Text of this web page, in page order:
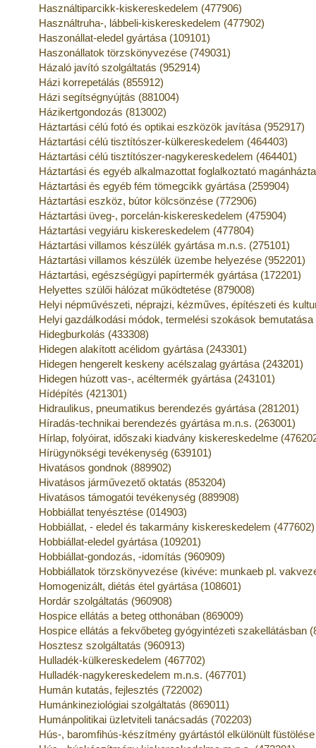
Használtiparcikk-kiskereskedelem (477906)
Használtruha-, lábbeli-kiskereskedelem (477902)
Haszonállat-eledel gyártása (109101)
Haszonállatok törzskönyvezése (749031)
Házaló javító szolgáltatás (952914)
Házi korrepetálás (855912)
Házi segítségnyújtás (881004)
Házikertgondozás (813002)
Háztartási célú fotó és optikai eszközök javítása (952917)
Háztartási célú tisztítószer-külkereskedelem (464403)
Háztartási célú tisztítószer-nagykereskedelem (464401)
Háztartási és egyéb alkalmazottat foglalkoztató
Háztartási és egyéb fém tömegcikk gyártása (259904)
Háztartási eszköz, bútor kölcsönzése (772906)
Háztartási üveg-, porcelán-kiskereskedelem (475904)
Háztartási vegyiáru kiskereskedelem (477804)
Háztartási villamos készülék gyártása m.n.s. (275101)
Háztartási villamos készülék üzembe helyezése (952201)
Háztartási, egészségügyi papírtermék gyártása (172201)
Helyettes szülői hálózat működtetése (879008)
Helyi népművészeti, néprajzi, kézműves, építészeti és
Helyi gazdálkodási módok, termelési szokások bemutatása
Hidegburkolás (433308)
Hidegen alakított acélidom gyártása (243301)
Hidegen hengerelt keskeny acélszalag gyártása (243201)
Hidegen húzott vas-, acéltermék gyártása (243101)
Hídépítés (421301)
Hidraulikus, pneumatikus berendezés gyártása (281201)
Híradás-technikai berendezés gyártása m.n.s. (263001)
Hírlap, folyóirat, időszaki kiadvány kiskereskedelme
Hírügynökségi tevékenység (639101)
Hivatásos gondnok (889902)
Hivatásos járművezető oktatás (853204)
Hivatásos támogatói tevékenység (889908)
Hobbiállat tenyésztése (014903)
Hobbiállat, - eledel és takarmány kiskereskedelem (477602)
Hobbiállat-eledel gyártása (109201)
Hobbiállat-gondozás, -idomítás (960909)
Hobbiállatok törzskönyvezése (kivéve: munkaeb pl.
Homogenizált, diétás étel gyártása (108601)
Hordár szolgáltatás (960908)
Hospice ellátás a beteg otthonában (869009)
Hospice ellátás a fekvőbeteg gyógyintézeti szakellátásban
Hosztesz szolgáltatás (960913)
Hulladék-külkereskedelem (467702)
Hulladék-nagykereskedelem m.n.s. (467701)
Humán kutatás, fejlesztés (722002)
Humánkineziológiai szolgáltatás (869011)
Humánpolitikai üzletviteli tanácsadás (702203)
Hús-, baromfihús-készítmény gyártástól elkülönült